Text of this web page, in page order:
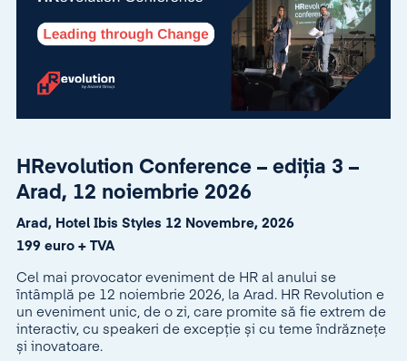
HRevolution Conference – ediția 3 –
Arad, 12 noiembrie 2026
Arad, Hotel Ibis Styles 12 Novembre, 2026
199 euro + TVA
Cel mai provocator eveniment de HR al anului se
întâmplă pe 12 noiembrie 2026, la Arad. HR Revolution e
un eveniment unic, de o zi, care promite să fie extrem de
interactiv, cu speakeri de excepție și cu teme îndrăznețe
și inovatoare.